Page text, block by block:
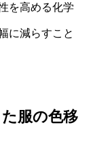
を高める化学
に減らすこと
服の色移